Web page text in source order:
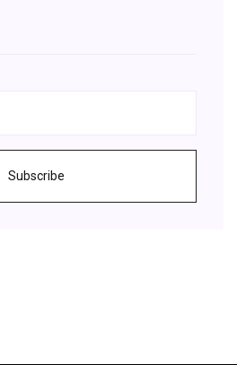
Subscribe